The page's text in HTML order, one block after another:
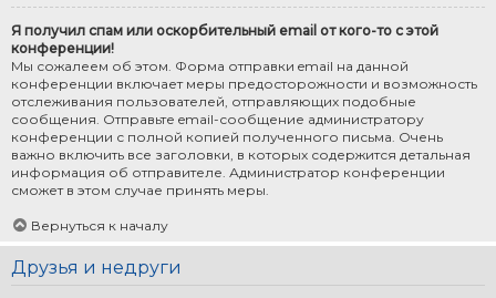
Я получил спам или оскорбительный email от кого-то с этой
конференции!
Мы сожалеем об этом. Форма отправки email на данной
конференции включает меры предосторожности и возможность
отслеживания пользователей, отправляющих подобные
сообщения. Отправьте email-сообщение администратору
конференции с полной копией полученного письма. Очень
важно включить все заголовки, в которых содержится детальная
информация об отправителе. Администратор конференции
сможет в этом случае принять меры.
Вернуться к началу
Друзья и недруги